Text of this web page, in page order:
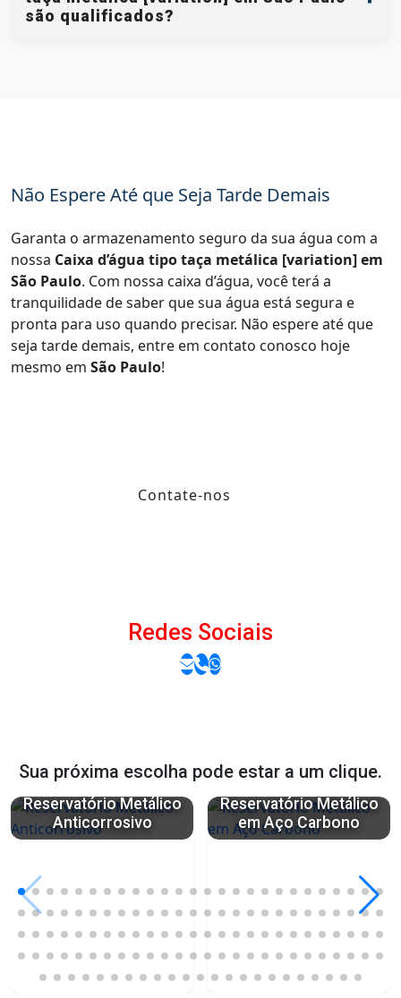
são qualificados?
Não Espere Até que Seja Tarde Demais
Garanta o armazenamento seguro da sua água com a
nossa Caixa d’água tipo taça metálica [variation] em
São Paulo. Com nossa caixa d’água, você terá a
tranquilidade de saber que sua água está segura e
pronta para uso quando precisar. Não espere até que
seja tarde demais, entre em contato conosco hoje
mesmo em São Paulo!
Contate-nos
Redes Sociais
Sua próxima escolha pode estar a um clique.
Reservatório Metálico
Anticorrosivo
Reservatório Metálico
em Aço Carbono